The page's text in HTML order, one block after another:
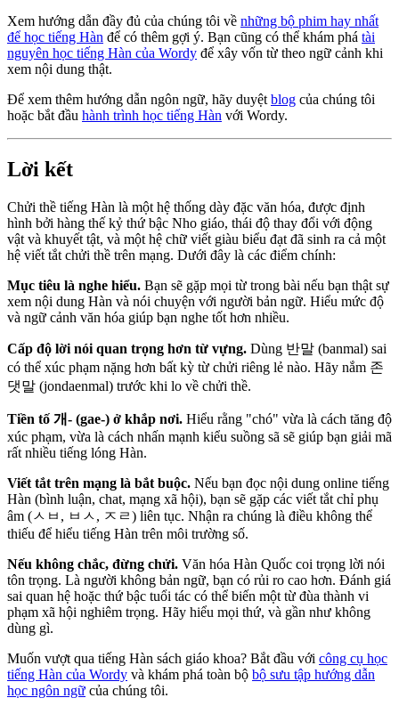
Xem hướng dẫn đầy đủ của chúng tôi về những bộ phim hay nhất
để học tiếng Hàn để có thêm gợi ý. Bạn cũng có thể khám phá tài
nguyên học tiếng Hàn của Wordy để xây vốn từ theo ngữ cảnh khi
xem nội dung thật.
Để xem thêm hướng dẫn ngôn ngữ, hãy duyệt blog của chúng tôi
hoặc bắt đầu hành trình học tiếng Hàn với Wordy.
Lời kết
Chửi thề tiếng Hàn là một hệ thống dày đặc văn hóa, được định
hình bởi hàng thế kỷ thứ bậc Nho giáo, thái độ thay đổi với động
vật và khuyết tật, và một hệ chữ viết giàu biểu đạt đã sinh ra cả một
hệ viết tắt chửi thề trên mạng. Dưới đây là các điểm chính:
Mục tiêu là nghe hiểu. Bạn sẽ gặp mọi từ trong bài nếu bạn thật sự
xem nội dung Hàn và nói chuyện với người bản ngữ. Hiểu mức độ
và ngữ cảnh văn hóa giúp bạn nghe tốt hơn nhiều.
Cấp độ lời nói quan trọng hơn từ vựng. Dùng 반말 (banmal) sai
có thể xúc phạm nặng hơn bất kỳ từ chửi riêng lẻ nào. Hãy nắm 존
댓말 (jondaenmal) trước khi lo về chửi thề.
Tiền tố 개- (gae-) ở khắp nơi. Hiểu rằng "chó" vừa là cách tăng độ
xúc phạm, vừa là cách nhấn mạnh kiểu suồng sã sẽ giúp bạn giải mã
rất nhiều tiếng lóng Hàn.
Viết tắt trên mạng là bắt buộc. Nếu bạn đọc nội dung online tiếng
Hàn (bình luận, chat, mạng xã hội), bạn sẽ gặp các viết tắt chỉ phụ
âm (ㅅㅂ, ㅂㅅ, ㅈㄹ) liên tục. Nhận ra chúng là điều không thể
thiếu để hiểu tiếng Hàn trên môi trường số.
Nếu không chắc, đừng chửi. Văn hóa Hàn Quốc coi trọng lời nói
tôn trọng. Là người không bản ngữ, bạn có rủi ro cao hơn. Đánh giá
sai quan hệ hoặc thứ bậc tuổi tác có thể biến một từ đùa thành vi
phạm xã hội nghiêm trọng. Hãy hiểu mọi thứ, và gần như không
dùng gì.
Muốn vượt qua tiếng Hàn sách giáo khoa? Bắt đầu với công cụ học
tiếng Hàn của Wordy và khám phá toàn bộ bộ sưu tập hướng dẫn
học ngôn ngữ của chúng tôi.